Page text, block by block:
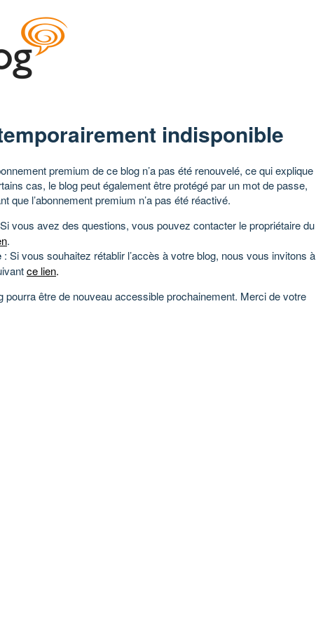
indisponible
premium de ce blog n’a pas été renouvelé, ce qui explique
cas, le blog peut également être protégé par un mot de passe,
que l’abonnement premium n’a pas été réactivé.
vous avez des questions, vous pouvez contacter le propriétaire du
.
: Si vous souhaitez rétablir l’accès à votre blog, nous vous invitons à
ce lien.
pourra être de nouveau accessible prochainement. Merci de votre